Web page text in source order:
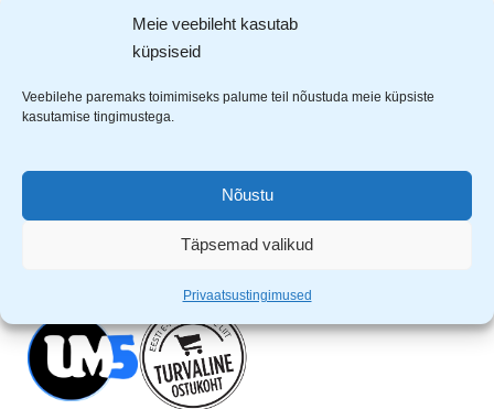
Meie veebileht kasutab
küpsiseid
Veebilehe paremaks toimimiseks palume teil nõustuda meie küpsiste
kasutamise tingimustega.
Nõustu
Täpsemad valikud
Privaatsustingimused
pikk vihmamantel on valmistatud 100% PVC-st.
Kergekaaluline 90g/m2 vihmamantel on täielikult veekindel
Kapuuts koos nöörpingutitega. 2 takjakinnitusega esitaskut.